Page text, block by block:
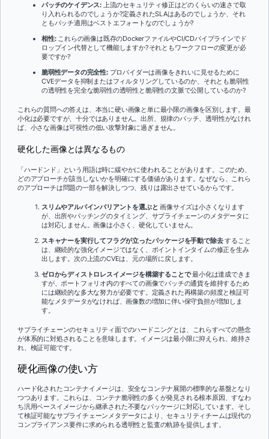
パッチのケイデンス: 上流のセキュリティ修正はどのくらいの速さで取
り入れられるのでしょうか?定義されたSLAはあるのでしょうか、それ
ともパッチ適用はベストエフォートなのでしょうか?
相性:これらの画像は既存のDockerファイルやCI/CDパイプラインでド
ロップイン代替として機能しますか?それともワークフローの変更が必
要ですか?
脆弱性データの完全性:プロバイダーは画像をきれいに見せるために
CVEデータを抑制またはフィルタリングしているのか、それとも脆弱性
の透明性を完全な脆弱性の透明性と脆弱性の文脈で公開しているのか?
これらの質問への答えは、本当に硬い画像と単に最小限の画像を区別します。最
小化は必要ですが、十分ではありません。出所、規律のパッチ、透明性がなけれ
ば、小さな画像は可視性の低い攻撃対象に過ぎません。
硬化した画像とは異なるもの
「ハードンド」という用語は時に緩やかに使われることがあります。このため、
どのアプローチが該当しないかを明確にする価値があります。なぜなら、これら
のアプローチは問題の一部を解決しつつ、残りは露出させているからです。
スリムやアルパインバリアントを選ぶと 画像サイズは小さくなります
が、出所やパッチングのタイミング、サプライチェーンのメタデータに
は対応しません。画像は小さく、硬化していません。
スキャナーを実行してフラグが立ったパッケージを手動で除去すること
は、継続的な強化イメージではなく、ポイントインタイムの修正を生み
出します。次の上流のCVEは、元の場所に戻します。
ゼロからディストロレスイメージを構築することで最小化は達成できま
すが、ポートフォリオ内のすべての画像でパッチの通貨を維持するため
には継続的な多大な努力が必要です。定義された再構築の頻度と検証可
能なメタデータがなければ、画像数の増加に伴い保守負担が増加しま
す。
サプライチェーンのセキュリティ面でのハードニングとは、これらすべての懸念
が体系的に対処されることを意味します。イメージは最小限に抑えられ、維持さ
れ、検証可能です。
硬化画像の使い方
ハード化されたコンテナイメージは、安全なコンテナ展開の標準的な基盤となり
つつあります。これらは、コンテナ脆弱性の多くが発見される根本原因、すなわ
ち汎用ベースイメージから継承された不要なパッケージに対応しています。そし
て検証可能なサプライチェーンメタデータにより、セキュリティチームは現代の
コンプライアンス要件に求められる透明性と監査の軌跡を提供します。